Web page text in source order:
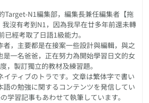
Target-N1編集部，編集長兼任編集者【拖
沒有考到N1，因為我早在廿多年前還未轉
已經考取了日語1級能力。
者，主要都是在接案一些設計與編輯，與之
是一名爸爸，正在努力為開始學習日文的女
，製訂獨立的教材及練習題。
イティブのトラです。文章は繁体字で書い
語の勉強に関するコンテンツを発信してい
学習記事もあわせて執筆しています。